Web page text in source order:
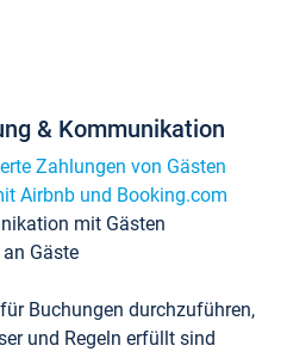
& Kommunikation
Zahlungen von Gästen
Airbnb und Booking.com
mit Gästen
Gäste
Buchungen durchzuführen,
und Regeln erfüllt sind